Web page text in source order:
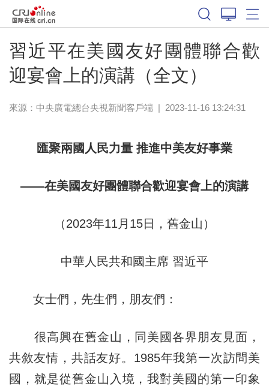
習近平在美國友好團體聯合歡
迎宴會上的演講（全文）
來源： 中央廣電總台央視新聞客戶端 | 2023-11-16 13:24:31
匯聚兩國人民力量 推進中美友好事業
——在美國友好團體聯合歡迎宴會上的演講
（2023年11月15日，舊金山）
中華人民共和國主席 習近平
女士們，先生們，朋友們：
很高興在舊金山，同美國各界朋友見面，
共敘友情，共話友好。1985年我第一次訪問美
國，就是從舊金山入境，我對美國的第一印象